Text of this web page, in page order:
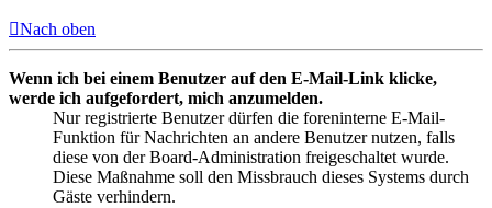
Nach oben
Wenn ich bei einem Benutzer auf den E-Mail-Link klicke,
werde ich aufgefordert, mich anzumelden.
Nur registrierte Benutzer dürfen die foreninterne E-Mail-
Funktion für Nachrichten an andere Benutzer nutzen, falls
diese von der Board-Administration freigeschaltet wurde.
Diese Maßnahme soll den Missbrauch dieses Systems durch
Gäste verhindern.